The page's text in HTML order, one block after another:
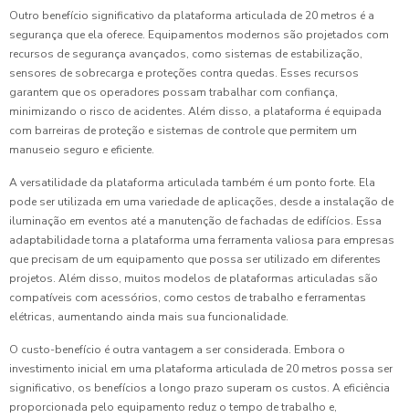
Outro benefício significativo da plataforma articulada de 20 metros é a
segurança que ela oferece. Equipamentos modernos são projetados com
recursos de segurança avançados, como sistemas de estabilização,
sensores de sobrecarga e proteções contra quedas. Esses recursos
garantem que os operadores possam trabalhar com confiança,
minimizando o risco de acidentes. Além disso, a plataforma é equipada
com barreiras de proteção e sistemas de controle que permitem um
manuseio seguro e eficiente.
A versatilidade da plataforma articulada também é um ponto forte. Ela
pode ser utilizada em uma variedade de aplicações, desde a instalação de
iluminação em eventos até a manutenção de fachadas de edifícios. Essa
adaptabilidade torna a plataforma uma ferramenta valiosa para empresas
que precisam de um equipamento que possa ser utilizado em diferentes
projetos. Além disso, muitos modelos de plataformas articuladas são
compatíveis com acessórios, como cestos de trabalho e ferramentas
elétricas, aumentando ainda mais sua funcionalidade.
O custo-benefício é outra vantagem a ser considerada. Embora o
investimento inicial em uma plataforma articulada de 20 metros possa ser
significativo, os benefícios a longo prazo superam os custos. A eficiência
proporcionada pelo equipamento reduz o tempo de trabalho e,